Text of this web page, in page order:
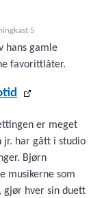
5
hans gamle
favorittlåter.
er meget
jr. har gått i studio
Bjørn
musikerne som
gjør hver sin duett